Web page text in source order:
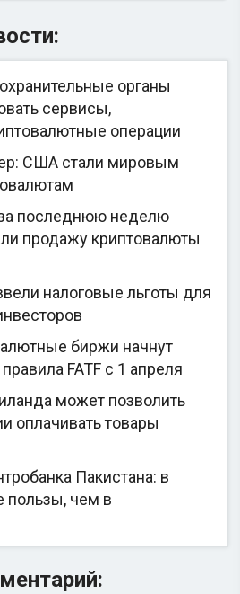
органы
сервисы,
операции
США стали мировым
последнюю неделю
продажу криптовалюты
налоговые льготы для
биржи начнут
FATF с 1 апреля
может позволить
оплачивать товары
Пакистана: в
пользы, чем в